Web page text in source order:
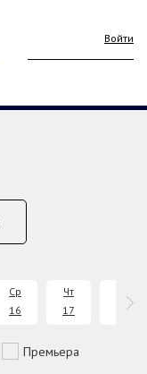
Войти
Ср
16
Чт
17
18
Премьера